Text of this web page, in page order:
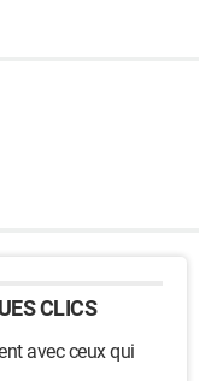
CLICS
avec ceux qui